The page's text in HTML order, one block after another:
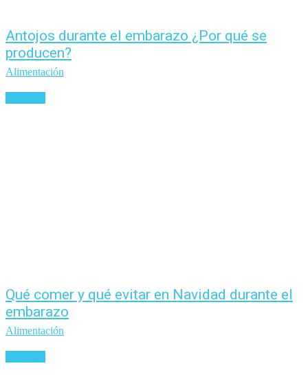
Antojos durante el embarazo ¿Por qué se
producen?
Alimentación
Qué comer y qué evitar en Navidad durante el
embarazo
Alimentación